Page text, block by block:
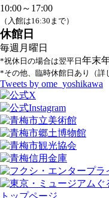
10:00～17:00
（入館は16:30まで）
休館日
毎週月曜日
*祝休日の場合は翌平日 年末
*その他、臨時休館日あり（詳
Tweets by ome_yoshikawa
トップページ